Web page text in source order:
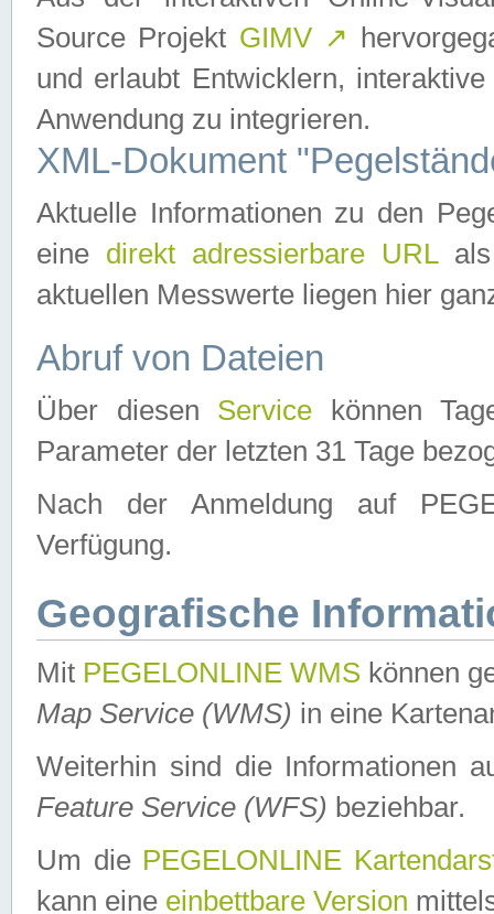
Source Projekt GIMV ↗
und erlaubt Entwicklern,
Anwendung zu integrieren.
XML-Dokument
Aktuelle Informationen zu den
eine direkt adressierbare URLals
aktuellen Messwerte liegen hier
Abruf von Dateien
Über diesen Service können
Parameter der letzten 31 Tage
Nach der Anmeldung auf
Verfügung.
Geografische
Mit PEGELONLINE WMS können
Map Service (WMS) in eine
Weiterhin sind die Informationen
Feature Service (WFS) beziehbar.
Um die PEGELONLINE
kann eine einbettbare Version